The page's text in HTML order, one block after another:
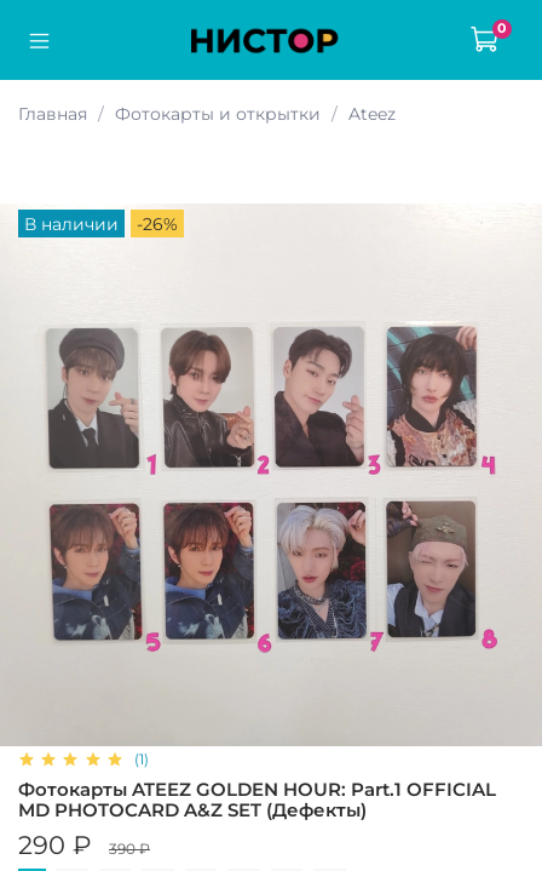
0
Главная Фотокарты и открытки Ateez
В наличии -26%
(1)
Фотокарты ATEEZ GOLDEN HOUR: Part.1 OFFICIAL
MD PHOTOCARD A&Z SET (Дефекты)
290 ₽ 390 ₽